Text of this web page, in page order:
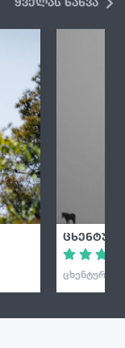
ᲪᲮᲔᲜᲢᲣᲠᲘ